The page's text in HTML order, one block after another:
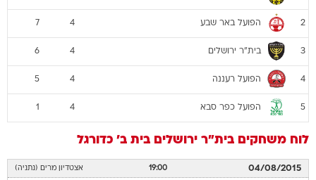
2 הפועל באר שבע 4
7
3 בית"ר ירושלים 4
6
4 הפועל רעננה 4
5
5 הפועל כפר סבא 4
1
לוח משחקים בית"ר ירושלים בית ב' כדורגל
04/08/2015
19:00 אצטדיון מרים (נתניה)